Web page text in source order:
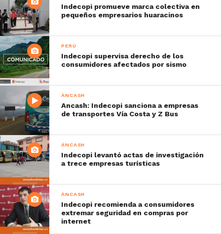
Indecopi promueve marca colectiva en
pequeños empresarios huaracinos
PERÚ
Indecopi supervisa derecho de los
consumidores afectados por sismo
ÁNCASH
Ancash: Indecopi sanciona a empresas
de transportes Vía Costa y Z Bus
ÁNCASH
Indecopi levantó actas de investigación
a trece empresas turísticas
ÁNCASH
Indecopi recomienda a consumidores
extremar seguridad en compras por
internet